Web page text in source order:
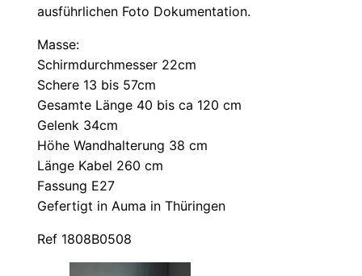
ausführlichen Foto Dokumentation.
Masse:
Schirmdurchmesser 22cm
Schere 13 bis 57cm
Gesamte Länge 40 bis ca 120 cm
Gelenk 34cm
Höhe Wandhalterung 38 cm
Länge Kabel 260 cm
Fassung E27
Gefertigt in Auma in Thüringen
Ref 1808B0508